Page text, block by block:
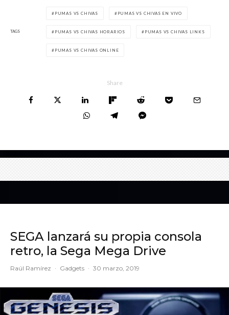
TAGS
PUMAS VS CHIVAS PUMAS VS CHIVAS EN VIVO
PUMAS VS CHIVAS HORARIOS PUMAS VS CHIVAS LINKS
PUMAS VS CHIVAS ONLINE
Share
SEGA lanzará su propia consola
retro, la Sega Mega Drive
Raúl Ramírez · Gadgets · 30 marzo, 2019